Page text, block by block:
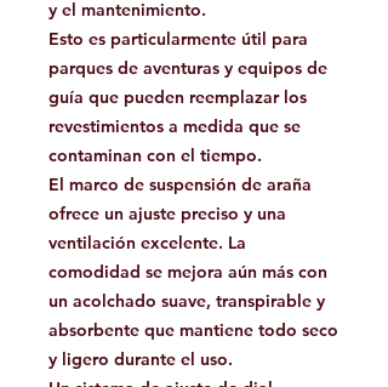
y el mantenimiento.
Esto es particularmente útil para
parques de aventuras y equipos de
guía que pueden reemplazar los
revestimientos a medida que se
contaminan con el tiempo.
El marco de suspensión de araña
ofrece un ajuste preciso y una
ventilación excelente. La
comodidad se mejora aún más con
un acolchado suave, transpirable y
absorbente que mantiene todo seco
y ligero durante el uso.